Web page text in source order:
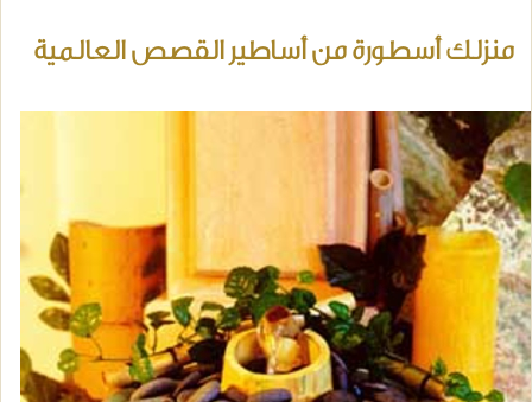
منزلك أسطورة من أساطير القصص العالمية